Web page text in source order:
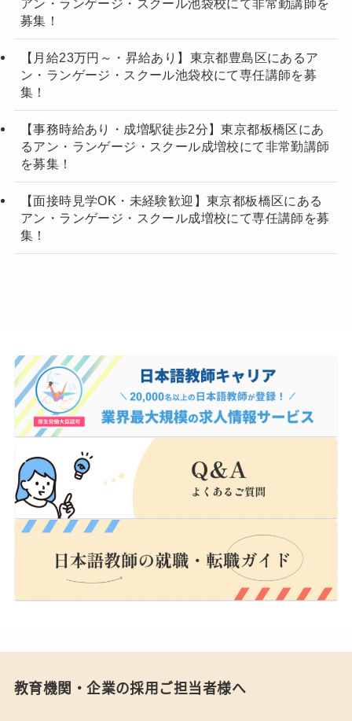
アン・ランゲージ・スクール池袋校にて非常勤講師を
募集！
【月給23万円～・昇給あり】東京都豊島区にあるア
ン・ランゲージ・スクール池袋校にて専任講師を募
集！
【事務時給あり・成増駅徒歩2分】東京都板橋区にあ
るアン・ランゲージ・スクール成増校にて非常勤講師
を募集！
【面接時見学OK・未経験歓迎】東京都板橋区にある
アン・ランゲージ・スクール成増校にて専任講師を募
集！
教育機関・企業の採用ご担当者様へ